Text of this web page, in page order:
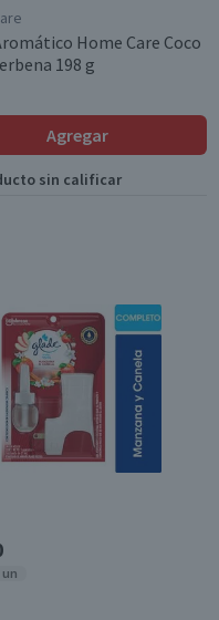
Home Care Coco
198 g
Agregar
sin calificar
un